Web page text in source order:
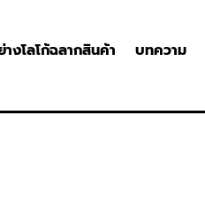
งโลโก้ฉลากสินค้า บทความ